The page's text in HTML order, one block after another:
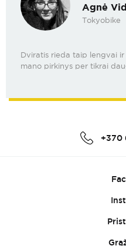
Agnė
Tokyobike
Dviratis rieda taip lengvai
mano pirkinys per tikrai
+370